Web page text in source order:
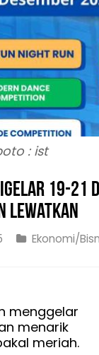
: ist
19-21
Lewatkan
Ekonomi/
menggelar
menarik
meriah.